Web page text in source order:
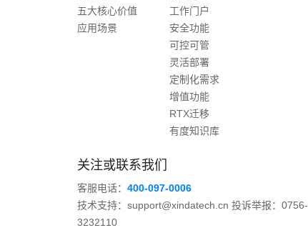
五大核心价值
应用场景
工作门户
安全功能
可控可管
灵活部署
定制化需求
增值功能
RTX迁移
有度知识库
关注或联系我们
客服电话： 400-097-0006
技术支持：support@xindatech.cn 投诉举报：0756-
3232110